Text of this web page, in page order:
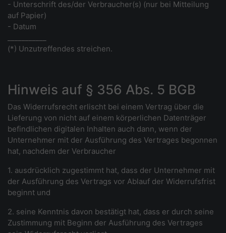
- Unterschrift des/der Verbraucher(s) (nur bei Mitteilung
auf Papier)
- Datum
(*) Unzutreffendes streichen.
Hinweis auf § 356 Abs. 5 BGB
Das Widerrufsrecht erlischt bei einem Vertrag über die
Lieferung von nicht auf einem körperlichen Datenträger
befindlichen digitalen Inhalten auch dann, wenn der
Unternehmer mit der Ausführung des Vertrages begonnen
hat, nachdem der Verbraucher
1. ausdrücklich zugestimmt hat, dass der Unternehmer mit
der Ausführung des Vertrags vor Ablauf der Widerrufsfrist
beginnt und
2. seine Kenntnis davon bestätigt hat, dass er durch seine
Zustimmung mit Beginn der Ausführung des Vertrages